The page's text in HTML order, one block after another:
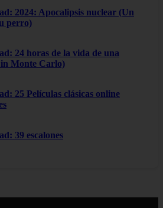
2024: Apocalipsis nuclear (Un
perro)
24 horas de la vida de una
Monte Carlo)
25 Películas clásicas online
39 escalones